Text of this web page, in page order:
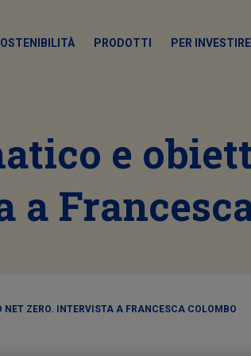
PRODOTTI PER INVESTIRE
e
a
ZERO. INTERVISTA A FRANCESCA COLOMBO